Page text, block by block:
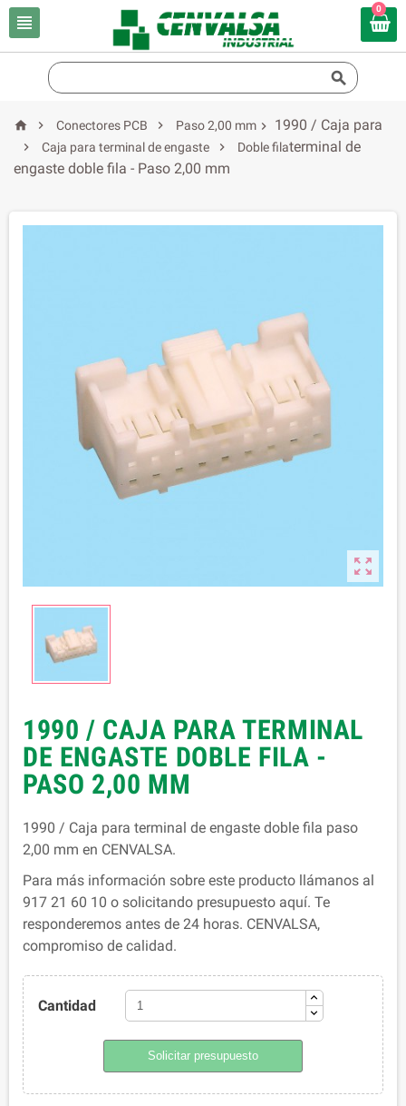

0

  Conectores PCB 
Paso 2,00 mm

Caja para terminal de engaste  Doble fila

1990 / Caja para
terminal de
engaste doble fila - Paso 2,00 mm

1990 / CAJA PARA TERMINAL
DE ENGASTE DOBLE FILA -
PASO 2,00 MM
1990 / Caja para terminal de engaste doble fila paso
2,00 mm en CENVALSA.
Para más información sobre este producto llámanos al
917 21 60 10 o solicitando presupuesto aquí. Te
responderemos antes de 24 horas. CENVALSA,
compromiso de calidad.
Cantidad
Solicitar presupuesto